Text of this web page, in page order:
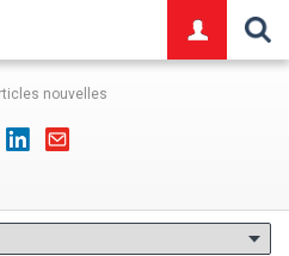
nouvelles